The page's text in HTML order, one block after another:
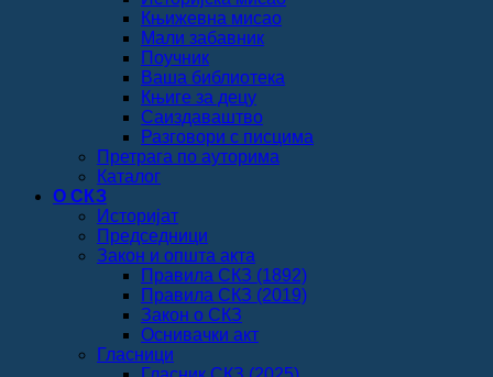
Књижевна мисао
Мали забавник
Поучник
Ваша библиотека
Књиге за децу
Саиздаваштво
Разговори с писцима
Претрага по ауторима
Каталог
О СКЗ
Историјат
Председници
Закон и општа акта
Правила СКЗ (1892)
Правила СКЗ (2019)
Закон о СКЗ
Оснивачки акт
Гласници